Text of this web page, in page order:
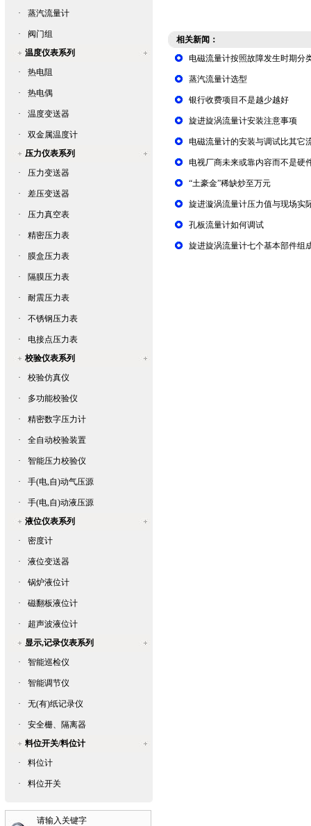
· 蒸汽流量计
·
阀门组
温度仪表系列
·
热电阻
· 热电偶
· 温度变送器
·
双金属温度计
压力仪表系列
·
压力变送器
· 差压变送器
· 压力真空表
· 精密压力表
· 膜盒压力表
· 隔膜压力表
· 耐震压力表
· 不锈钢压力表
·
电接点压力表
校验仪表系列
·
校验仿真仪
· 多功能校验仪
· 精密数字压力计
· 全自动校验装置
· 智能压力校验仪
· 手(电,自)动气压源
·
手(电,自)动液压源
液位仪表系列
·
密度计
· 液位变送器
· 锅炉液位计
· 磁翻板液位计
·
超声波液位计
显示,记录仪表系列
·
智能巡检仪
· 智能调节仪
· 无(有)纸记录仪
·
安全栅、隔离器
料位开关/料位计
·
料位计
· 料位开关
请输入关键字
相关新闻：
电磁流量计按照故障发生时期分
蒸汽流量计选型
银行收费项目不是越少越好
旋进旋涡流量计安装注意事项
电磁流量计的安装与调试比其它
电视厂商未来或靠内容而不是硬
“土豪金”稀缺炒至万元
旋进漩涡流量计压力值与现场实
孔板流量计如何调试
旋进旋涡流量计七个基本部件组